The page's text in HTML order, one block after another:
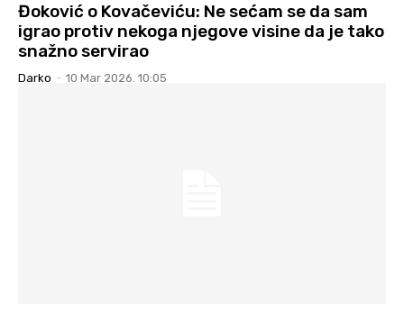
Đoković o Kovačeviću: Ne sećam se da sam
igrao protiv nekoga njegove visine da je tako
snažno servirao
Darko - 10 Mar 2026. 10:05